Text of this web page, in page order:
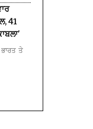
41
ਤੇ